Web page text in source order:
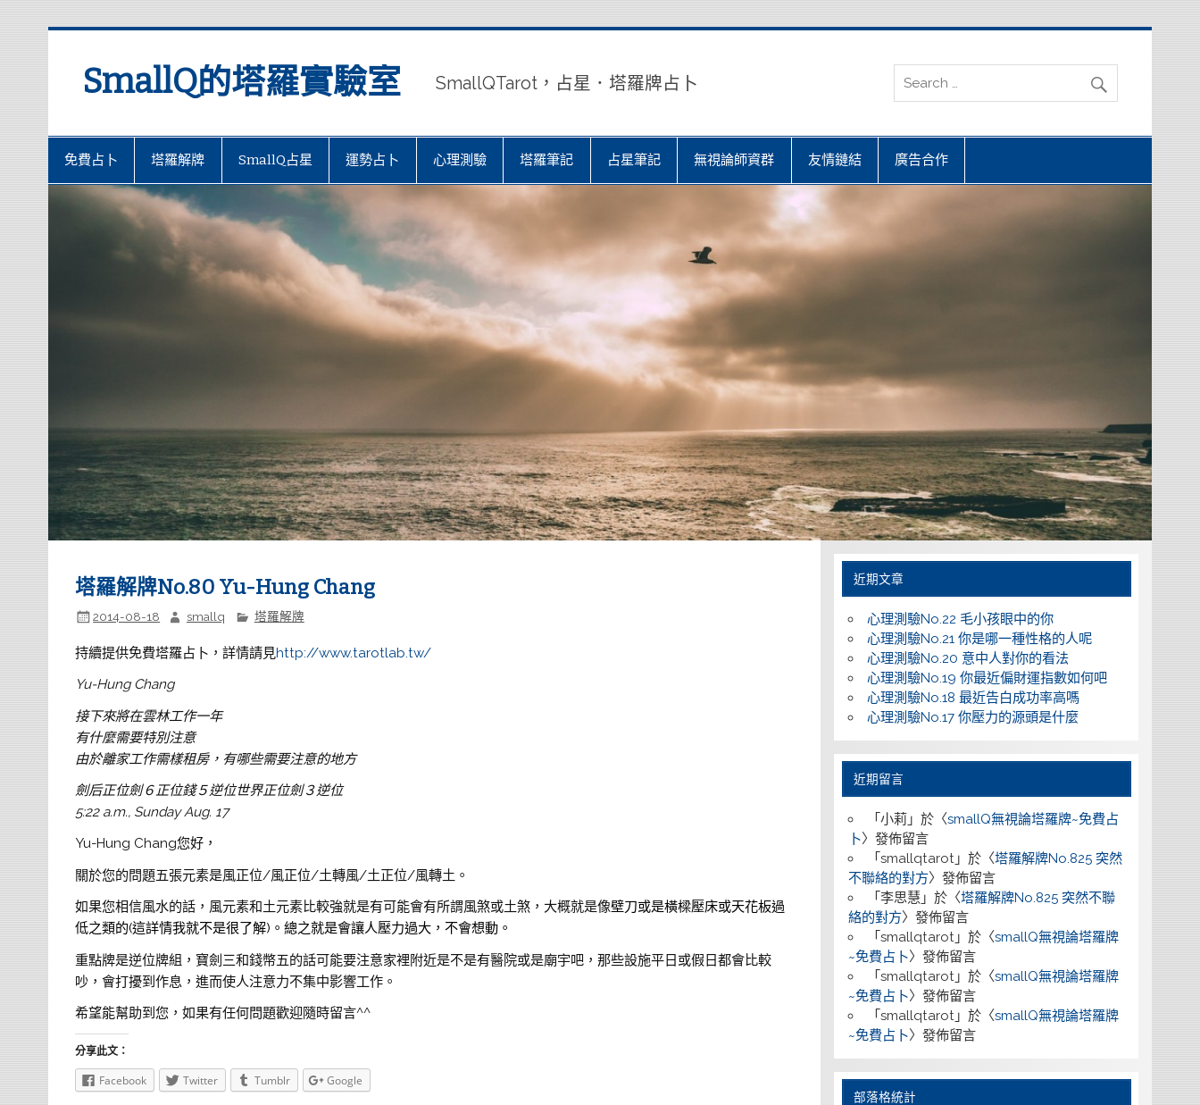
SmallQ的塔羅實驗室 SmallQTarot，占星．塔羅牌占卜
免費占卜 塔羅解牌 SmallQ占星 運勢占卜 心理測驗 塔羅筆記 占星筆記 無視論師資群 友情鏈結 廣告合作
塔羅解牌No.80 Yu-Hung Chang
2014-08-18 smallq 塔羅解牌
持續提供免費塔羅占卜，詳情請見http://www.tarotlab.tw/
Yu-Hung Chang
接下來將在雲林工作一年
有什麼需要特別注意
由於離家工作需樣租房，有哪些需要注意的地方
劍后正位劍６正位錢５逆位世界正位劍３逆位
5:22 a.m., Sunday Aug. 17
Yu-Hung Chang您好，
關於您的問題五張元素是風正位/風正位/土轉風/土正位/風轉土。
如果您相信風水的話，風元素和土元素比較強就是有可能會有所謂風煞或土煞，大概就是像壁刀或是橫樑壓床或天花板過
低之類的(這詳情我就不是很了解)。總之就是會讓人壓力過大，不會想動。
重點牌是逆位牌組，寶劍三和錢幣五的話可能要注意家裡附近是不是有醫院或是廟宇吧，那些設施平日或假日都會比較
吵，會打擾到作息，進而使人注意力不集中影響工作。
希望能幫助到您，如果有任何問題歡迎隨時留言^^
分享此文：
Facebook Twitter Tumblr Google
近期文章
心理測驗No.22 毛小孩眼中的你
心理測驗No.21 你是哪一種性格的人呢
心理測驗No.20 意中人對你的看法
心理測驗No.19 你最近偏財運指數如何吧
心理測驗No.18 最近告白成功率高嗎
心理測驗No.17 你壓力的源頭是什麼
近期留言
「 小莉」於〈smallQ無視論塔羅牌~免費占
卜〉發佈留言
「 smallqtarot」於〈塔羅解牌No.825 突然
不聯絡的對方〉發佈留言
「 李思慧」於〈塔羅解牌No.825 突然不聯
絡的對方〉發佈留言
「 smallqtarot」於〈smallQ無視論塔羅牌
~免費占卜〉發佈留言
「 smallqtarot」於〈smallQ無視論塔羅牌
~免費占卜〉發佈留言
「 smallqtarot」於〈smallQ無視論塔羅牌
~免費占卜〉發佈留言
部落格統計